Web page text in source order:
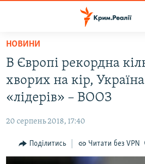
Перейти
основного
матеріалу
Перейти
до
основної
навігації
Перейти
до
ВОДА.КРИМ
ВІДЕО ТА ФОТО
БЛОГИ
ПОГЛЯД
НОВИНИ
В Європі рекордна
хворих на кір,
«лідерів» – ВООЗ
20 серпень 2018, 17:40
Поділитись Читати без VPN